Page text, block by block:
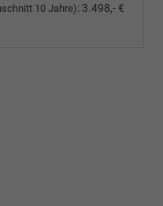
10 Jahre): 3.498,- €